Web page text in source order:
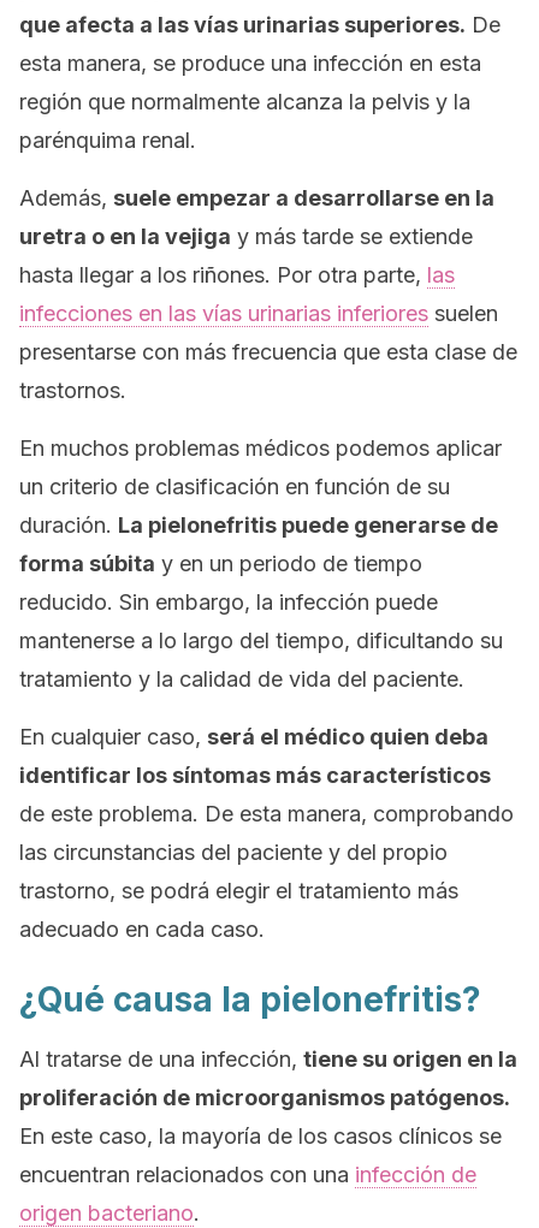
que afecta a las vías urinarias superiores. De
esta manera, se produce una infección en esta
región que normalmente alcanza la pelvis y la
parénquima renal.
Además, suele empezar a desarrollarse en la
uretra o en la vejiga y más tarde se extiende
hasta llegar a los riñones. Por otra parte, las
infecciones en las vías urinarias inferiores suelen
presentarse con más frecuencia que esta clase de
trastornos.
En muchos problemas médicos podemos aplicar
un criterio de clasificación en función de su
duración. La pielonefritis puede generarse de
forma súbita y en un periodo de tiempo
reducido. Sin embargo, la infección puede
mantenerse a lo largo del tiempo, dificultando su
tratamiento y la calidad de vida del paciente.
En cualquier caso, será el médico quien deba
identificar los síntomas más característicos
de este problema. De esta manera, comprobando
las circunstancias del paciente y del propio
trastorno, se podrá elegir el tratamiento más
adecuado en cada caso.
¿Qué causa la pielonefritis?
Al tratarse de una infección, tiene su origen en la
proliferación de microorganismos patógenos.
En este caso, la mayoría de los casos clínicos se
encuentran relacionados con una infección de
origen bacteriano.